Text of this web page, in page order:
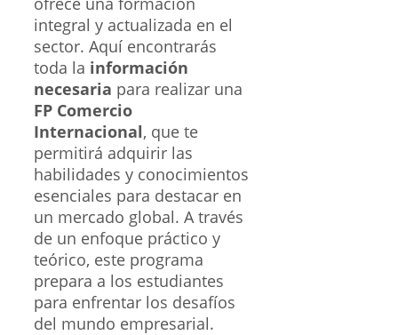
integral y actualizada en el
sector. Aquí encontrarás
toda la información
necesaria para realizar una
FP Comercio
Internacional, que te
permitirá adquirir las
habilidades y conocimientos
esenciales para destacar en
un mercado global. A través
de un enfoque práctico y
teórico, este programa
prepara a los estudiantes
para enfrentar los desafíos
del mundo empresarial.